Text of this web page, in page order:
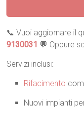
📞 Vuoi aggiornare il
9130031 💬 Oppure
Servizi inclusi:
Rifacimento
Nuovi impianti